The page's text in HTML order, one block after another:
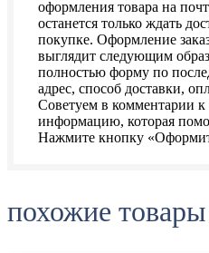
оформления товара на
останется только ждать
покупке. Оформление
выглядит следующим
полностью форму по
адрес, способ доставки,
Советуем в комментарии к
информацию, которая
Нажмите кнопку
похожие товары